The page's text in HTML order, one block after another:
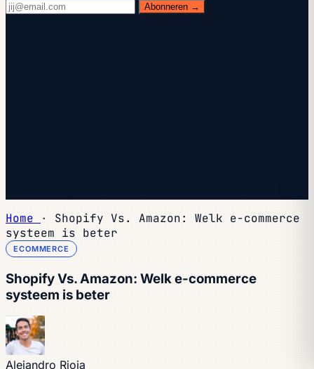
Abonneren →
Home ·
Shopify Vs. Amazon: Welk e-commerce
systeem is beter
ECOMMERCE
Shopify Vs. Amazon: Welk e-commerce
systeem is beter
Alejandro Rioja